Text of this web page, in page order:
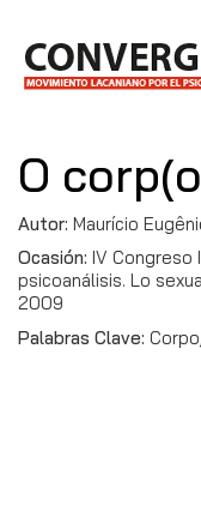
O
Autor: Maurício
Ocasión: IV Congreso
psicoanálisis. Lo
2009
Palabras Clave: